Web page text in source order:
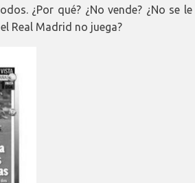
¿Por qué? ¿No vende? ¿No se le
Real Madrid no juega?